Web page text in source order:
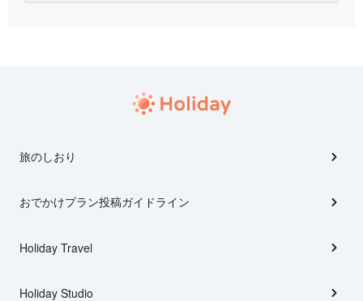
旅のしおり
おでかけプラン投稿ガイドライン
Holiday Travel
Holiday Studio